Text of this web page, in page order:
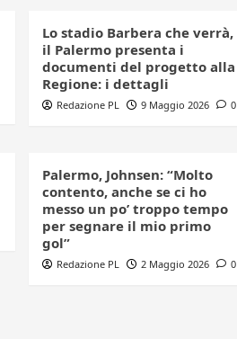
Lo stadio Barbera che verrà,
il Palermo presenta i
documenti del progetto alla
Regione: i dettagli
Redazione PL 9 Maggio 2026 0
Palermo, Johnsen: “Molto
contento, anche se ci ho
messo un po’ troppo tempo
per segnare il mio primo
gol”
Redazione PL 2 Maggio 2026 0